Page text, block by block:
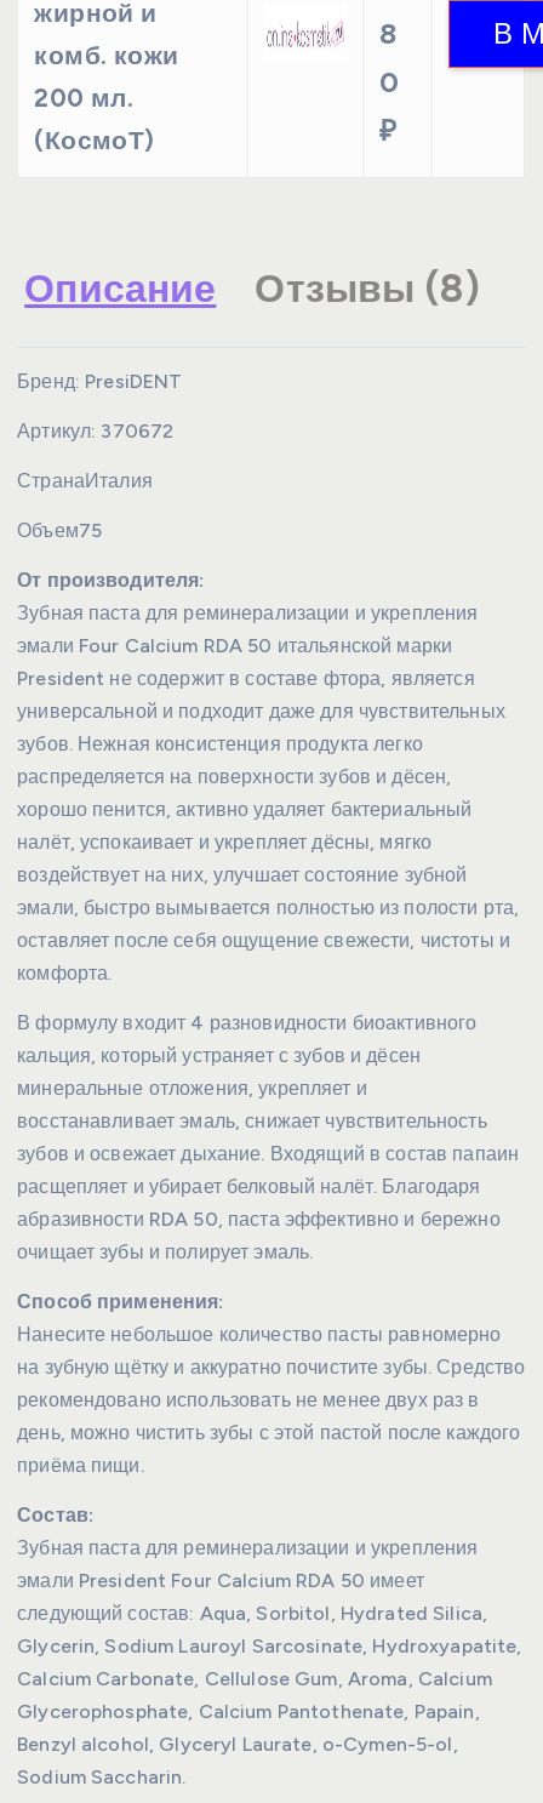
жирной и
комб. кожи
200 мл.
(КосмоТ)
8
0
₽
Описание Отзывы (8)
Бренд: PresiDENT
Артикул: 370672
СтранаИталия
Объем75
От производителя:
Зубная паста для реминерализации и укрепления
эмали Four Calcium RDA 50 итальянской марки
President не содержит в составе фтора, является
универсальной и подходит даже для чувствительных
зубов. Нежная консистенция продукта легко
распределяется на поверхности зубов и дёсен,
хорошо пенится, активно удаляет бактериальный
налёт, успокаивает и укрепляет дёсны, мягко
воздействует на них, улучшает состояние зубной
эмали, быстро вымывается полностью из полости рта,
оставляет после себя ощущение свежести, чистоты и
комфорта.
В формулу входит 4 разновидности биоактивного
кальция, который устраняет с зубов и дёсен
минеральные отложения, укрепляет и
восстанавливает эмаль, снижает чувствительность
зубов и освежает дыхание. Входящий в состав папаин
расщепляет и убирает белковый налёт. Благодаря
абразивности RDA 50, паста эффективно и бережно
очищает зубы и полирует эмаль.
Способ применения:
Нанесите небольшое количество пасты равномерно
на зубную щётку и аккуратно почистите зубы. Средство
рекомендовано использовать не менее двух раз в
день, можно чистить зубы с этой пастой после каждого
приёма пищи.
Состав:
Зубная паста для реминерализации и укрепления
эмали President Four Calcium RDA 50 имеет
следующий состав: Aqua, Sorbitol, Hydrated Silica,
Glycerin, Sodium Lauroyl Sarcosinate, Hydroxyapatite,
Calcium Carbonate, Cellulose Gum, Aroma, Calcium
Glycerophosphate, Calcium Pantothenate, Papain,
Benzyl alcohol, Glyceryl Laurate, o-Cymen-5-ol,
Sodium Saccharin.